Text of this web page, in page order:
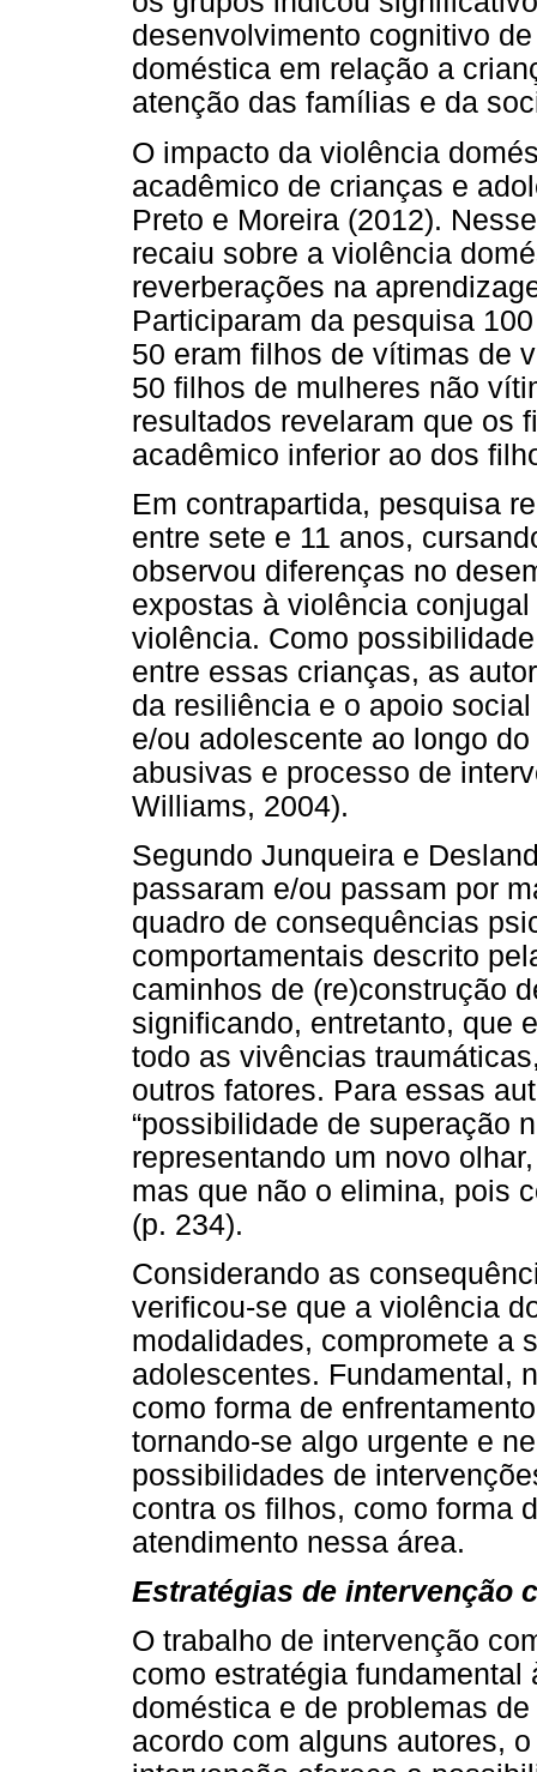
desenvolvimento cognitivo
doméstica em relação a
atenção das famílias e da
O impacto da violência
acadêmico de crianças e
Preto e Moreira (2012).
recaiu sobre a violência
reverberações na
Participaram da pesquisa
50 eram filhos de vítimas de
50 filhos de mulheres não
resultados revelaram que os
acadêmico inferior ao dos
Em contrapartida, pesquisa
entre sete e 11 anos,
observou diferenças no
expostas à violência
violência. Como
entre essas crianças, as
da resiliência e o apoio
e/ou adolescente ao longo
abusivas e processo de
Williams, 2004).
Segundo Junqueira e
passaram e/ou passam por
quadro de consequências
comportamentais descrito
caminhos de (re)construção
significando, entretanto, que
todo as vivências
outros fatores. Para essas
“possibilidade de superação
representando um novo
mas que não o elimina, pois
(p. 234).
Considerando as
verificou-se que a violência
modalidades, compromete a
adolescentes. Fundamental,
como forma de
tornando-se algo urgente e
possibilidades de
contra os filhos, como forma
atendimento nessa área.
Estratégias de intervenção
O trabalho de intervenção
como estratégia
doméstica e de problemas
acordo com alguns autores,